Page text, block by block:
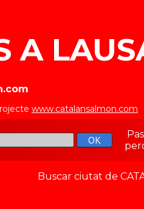
A
www.catalansalmon.com
Buscar ciutat de